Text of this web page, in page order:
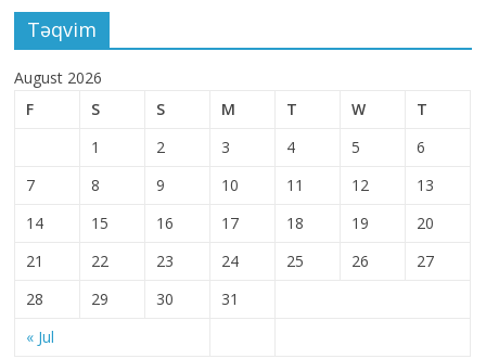
Təqvim
August 2026
F
S S M T W T
« Jul
1 2 3 4 5
6
7
8 9 10 11 12
13
14
15 16 17 18 19
20
21
22 23 24 25 26
27
28
29 30 31